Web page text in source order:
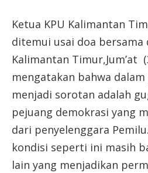
Ketua KPU Kalimantan
ditemui usai doa bersama
Kalimantan Timur,Jum’at
mengatakan bahwa
menjadi sorotan adalah
pejuang demokrasi yang
dari penyelenggara
kondisi seperti ini masih
lain yang menjadikan